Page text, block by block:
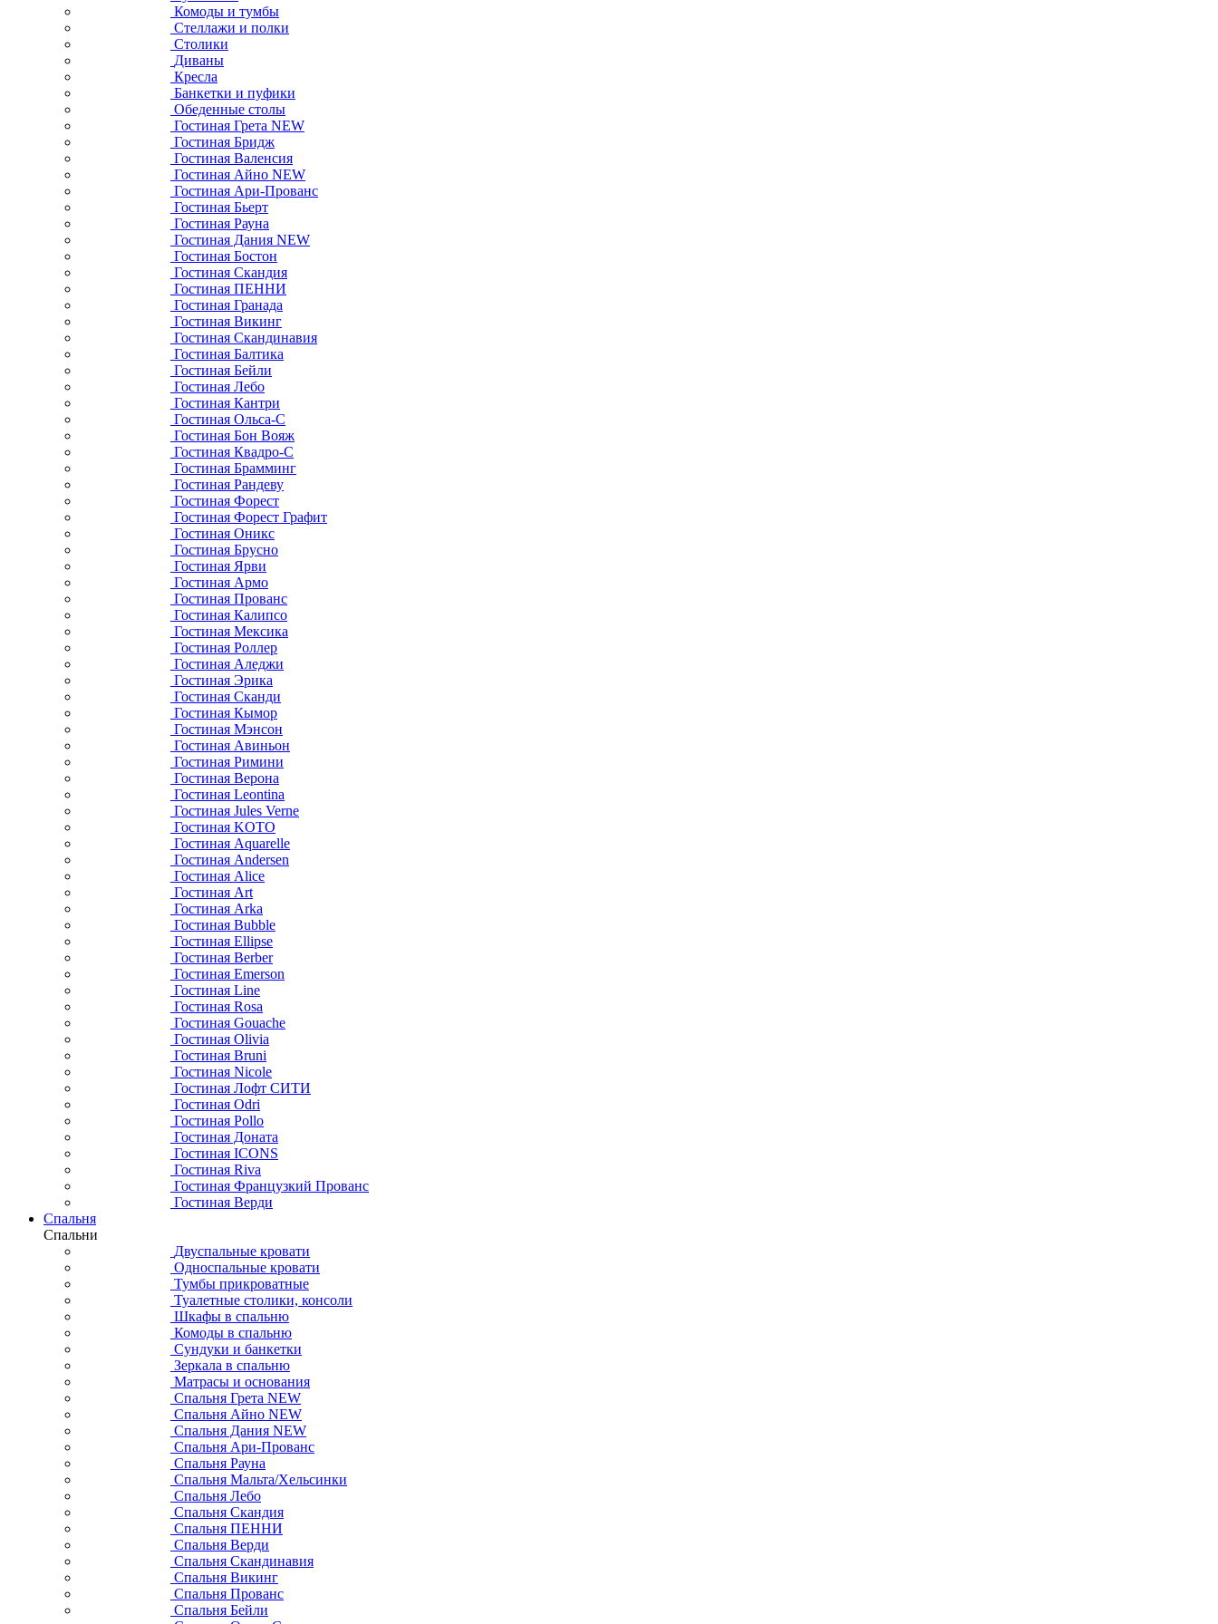
Комоды и тумбы
Стеллажи и полки
Столики
Диваны
Кресла
Банкетки и пуфики
Обеденные столы
Гостиная Грета NEW
Гостиная Бридж
Гостиная Валенсия
Гостиная Айно NEW
Гостиная Ари-Прованс
Гостиная Бьерт
Гостиная Рауна
Гостиная Дания NEW
Гостиная Бостон
Гостиная Скандия
Гостиная ПЕННИ
Гостиная Гранада
Гостиная Викинг
Гостиная Скандинавия
Гостиная Балтика
Гостиная Бейли
Гостиная Лебо
Гостиная Кантри
Гостиная Ольса-С
Гостиная Бон Вояж
Гостиная Квадро-С
Гостиная Брамминг
Гостиная Рандеву
Гостиная Форест
Гостиная Форест Графит
Гостиная Оникс
Гостиная Брусно
Гостиная Ярви
Гостиная Армо
Гостиная Прованс
Гостиная Калипсо
Гостиная Мексика
Гостиная Роллер
Гостиная Аледжи
Гостиная Эрика
Гостиная Сканди
Гостиная Кымор
Гостиная Мэнсон
Гостиная Авиньон
Гостиная Римини
Гостиная Верона
Гостиная Leontina
Гостиная Jules Verne
Гостиная KOTO
Гостиная Aquarelle
Гостиная Andersen
Гостиная Alice
Гостиная Art
Гостиная Arka
Гостиная Bubble
Гостиная Ellipse
Гостиная Berber
Гостиная Emerson
Гостиная Line
Гостиная Rosa
Гостиная Gouache
Гостиная Olivia
Гостиная Bruni
Гостиная Nicole
Гостиная Лофт СИТИ
Гостиная Odri
Гостиная Pollo
Гостиная Доната
Гостиная ICONS
Гостиная Riva
Гостиная Французкий Прованс
Гостиная Верди
Спальня
Спальни
Двуспальные кровати
Односпальные кровати
Тумбы прикроватные
Туалетные столики, консоли
Шкафы в спальню
Комоды в спальню
Сундуки и банкетки
Зеркала в спальню
Матрасы и основания
Спальня Грета NEW
Спальня Айно NEW
Спальня Дания NEW
Спальня Ари-Прованс
Спальня Рауна
Спальня Мальта/Хельсинки
Спальня Лебо
Спальня Скандия
Спальня ПЕННИ
Спальня Верди
Спальня Скандинавия
Спальня Викинг
Спальня Прованс
Спальня Бейли